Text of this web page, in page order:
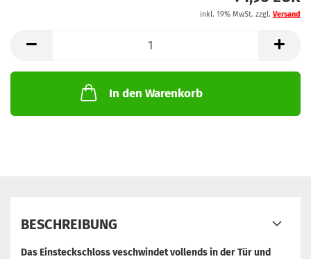
inkl. 19% MwSt. zzgl. Versand
In den Warenkorb
BESCHREIBUNG
Das Einsteckschloss veschwindet vollends in der Tür und